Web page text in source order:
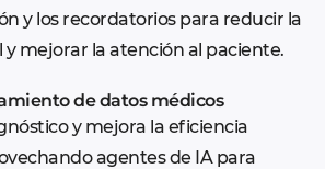
y los recordatorios para reducir la
mejorar la atención al paciente.
de datos médicos
y mejora la eficiencia
agentes de IA para